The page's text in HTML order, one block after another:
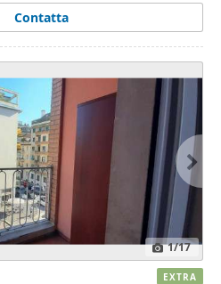
Contatta
1/17
EXTRA